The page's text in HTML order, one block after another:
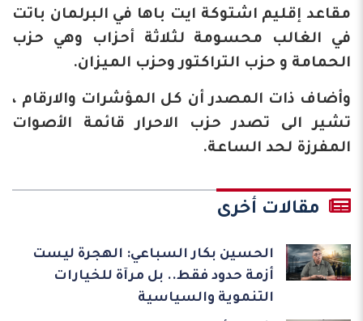
مقاعد إقليم اشتوكة ايت باها في البرلمان باتت
في الغالب محسومة لثلاثة أحزاب وهي حزب
الحمامة و حزب التراكتور وحزب الميزان.
وأضاف ذات المصدر أن كل المؤشرات والارقام ،
تشير الى تصدر حزب الاحرار قائمة الأصوات
المفرزة لحد الساعة.
مقالات أخرى
الحسين بكار السباعي: الهجرة ليست
أزمة حدود فقط.. بل مرآة للخيارات
التنموية والسياسية